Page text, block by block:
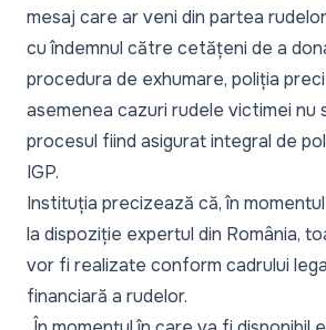
mesaj care ar veni din partea
cu îndemnul către cetățeni de a
procedura de exhumare, poliția
asemenea cazuri rudele victimei nu
procesul fiind asigurat integral de
IGP.
Instituția precizează că, în
la dispoziție expertul din România,
vor fi realizate conform cadrului
financiară a rudelor.